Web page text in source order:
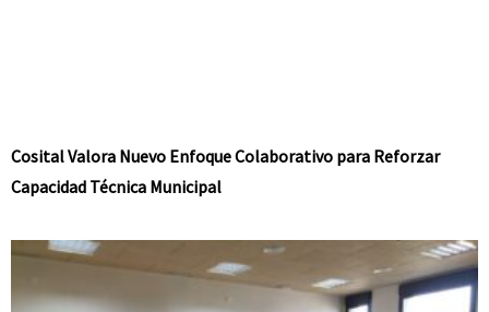
Cosital Valora Nuevo Enfoque Colaborativo para Reforzar
Capacidad Técnica Municipal